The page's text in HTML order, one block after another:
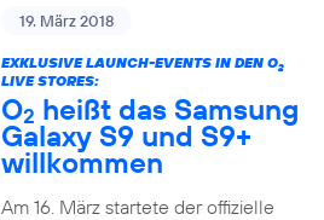
19. März 2018
EXKLUSIVE LAUNCH-EVENTS IN DEN O2
LIVE STORES:
O2 heißt das Samsung
Galaxy S9 und S9+
willkommen
Am 16. März startete der offizielle